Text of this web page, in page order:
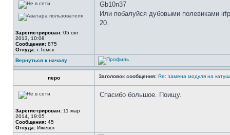
Зарегистрирован: 05 окт
2013, 10:08
Сообщения: 875
Откуда: г.Томск
Gb10n37
Или побалуйся дубовыми полевиками
20.
Вернуться к началу
перо Заголовок сообщения: Re: замена модуля на
Зарегистрирован: 11 мар
2014, 19:05
Сообщения: 45
Откуда: Ижевск
Спасибо большое. Поищу.